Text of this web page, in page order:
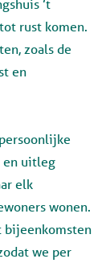
’t
rust komen.
zoals de
en
en uitleg
elk
wonen.
bijeenkomsten
we per